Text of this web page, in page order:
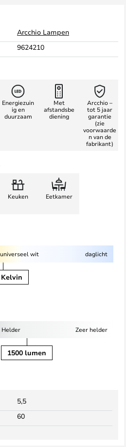
Arcchio Lampen
9624210
Energiezuin
ig en
duurzaam
Met
afstandsbe
diening
Arcchio –
tot 5 jaar
garantie
(zie
voorwaarde
n van de
fabrikant)
Keuken Eetkamer
universeel wit daglicht
Kelvin
Helder Zeer helder
1500 lumen
5,5
60